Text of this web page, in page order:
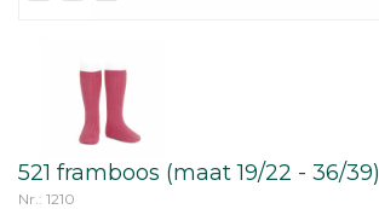
521 framboos (maat 19/22 - 36/39)
Nr.: 1210